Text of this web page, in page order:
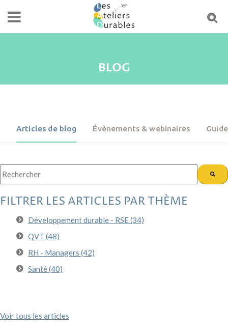
BLOG
Articles de blog Évènements & webinaires
Il s'agit d'un champ de recherche auquel est associée une
FILTRER LES ARTICLES PAR THÈME
Développement durable - RSE(34)
QVT (48)
RH - Managers (42)
Santé(40)
Voir tous les articles